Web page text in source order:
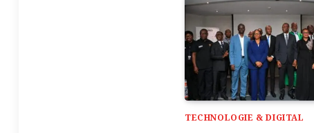
TECHNOLOGIE & DIGITAL